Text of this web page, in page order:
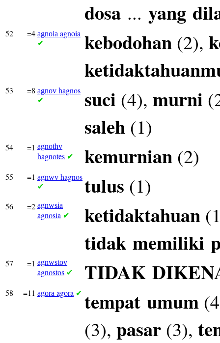
dosa ... yang
52 =4 agnoia agnoia
✔ kebodohan (2),
53 =8 agnov hagnos
✔ suci (4), murni
saleh (1)
54 =1 agnothv
hagnotes ✔ kemurnian (2)
55 =1 agnwv hagnos
✔ tulus (1)
56 =2 agnwsia
agnosia ✔ ketidaktahuan
tidak memiliki
57 =1 agnwstov
agnostos ✔ TIDAK
58 =11 agora agora ✔ tempat umum
(3), pasar (3),